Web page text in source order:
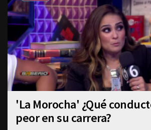
'La Morocha' ¿Qué
peor en su carrera?